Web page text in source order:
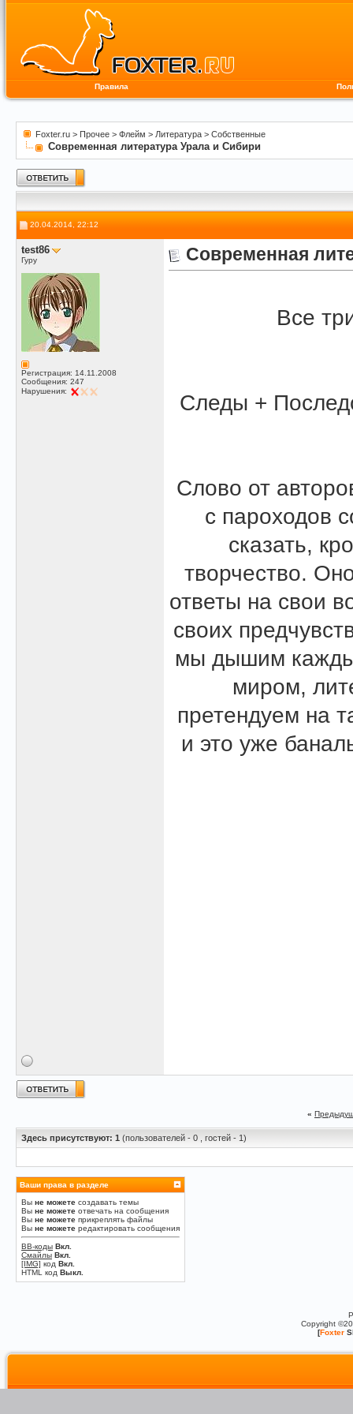
Правила
Foxter.ru > Прочее > Флейм > Литература > Собственные
Современная литература Урала и Сибири
20.04.2014, 22:12
test86
Гуру
Регистрация: 14.11.2008
Сообщения: 247
Нарушения:
Современная
Все
Следы +
Слово от
с пароходов
сказать,
творчество.
ответы на свои
своих
мы дышим
миром,
претендуем на
и это уже
«
Здесь присутствуют: 1 (пользователей - 0 , гостей - 1)
Ваши права в разделе
Вы не можете создавать темы
Вы не можете отвечать на сообщения
Вы не можете прикреплять файлы
Вы не можете редактировать сообщения
BB-коды Вкл.
Смайлы Вкл.
[IMG] код Вкл.
HTML код Выкл.
Copyright
[Foxter